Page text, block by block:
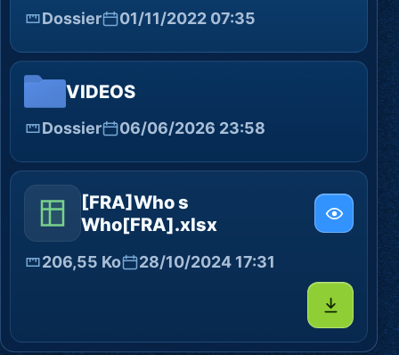
Dossier 01/11/2022 07:35
VIDEOS
Dossier 06/06/2026 23:58
[FRA]Who s
Who[FRA].xlsx
206,55 Ko 28/10/2024 17:31